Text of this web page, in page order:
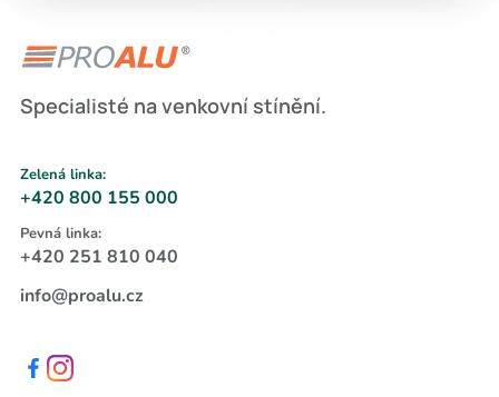
Specialisté na venkovní stínění.
Zelená linka:
+420 800 155 000
Pevná linka:
+420 251 810 040
info@proalu.cz